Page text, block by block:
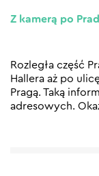
Z kamerą po
Rozległa część
Hallera aż po
Pragą. Taką
adresowych.